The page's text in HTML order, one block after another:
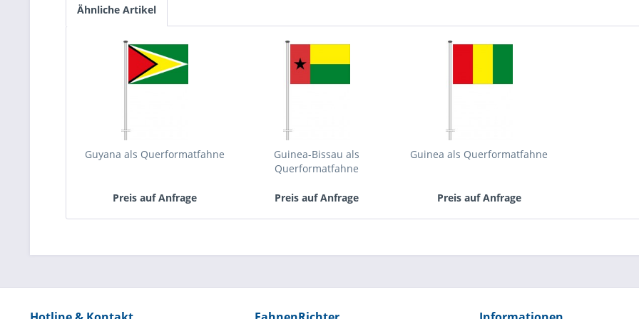
Ähnliche Artikel
Guyana als Querformatfahne
Preis auf Anfrage
Guinea-Bissau als
Querformatfahne
Preis auf Anfrage
Guinea als Querformatfahne
Preis auf Anfrage